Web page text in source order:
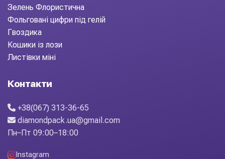
Зелень Флористична
Фольговані цифри під гелій
Гвоздика
Кошики із лози
Листівки міні
Контакти
+38(067) 313-36-65
diamondpack.ua@gmail.com
Пн–Пт 09:00–18:00
Instagram